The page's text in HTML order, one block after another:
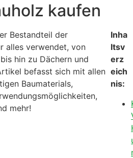
kaufen
Bestandteil der
alles verwendet, von
hin zu Dächern und
befasst sich mit allen
Baumaterials,
mehr!
Inha
ltsv
erz
eich
nis: